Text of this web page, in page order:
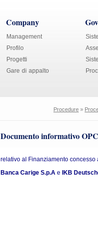
Company
Management
Profilo
Progetti
Gare di appalto
Procedure »
Documento informativo
relativo al Finanziamento concesso
Banca Carige S.p.A e IKB